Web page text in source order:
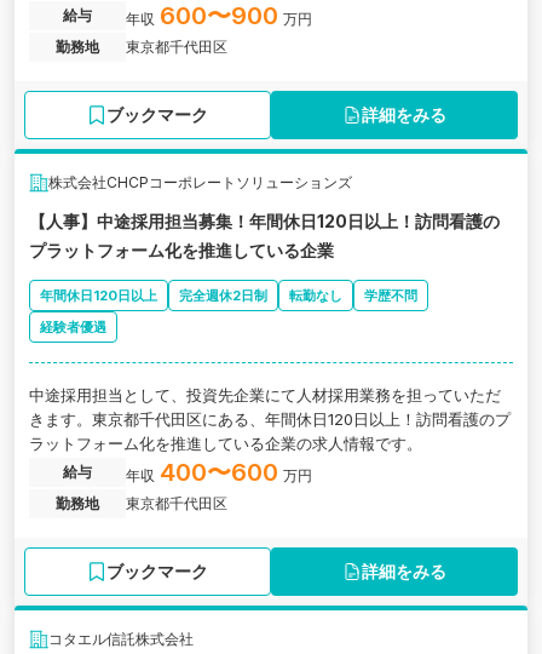
給与 年収 600〜900 万円
勤務地
東京都千代田区
ブックマーク 詳細をみる
株式会社CHCPコーポレートソリューションズ
【人事】中途採用担当募集！年間休日120日以上！訪問看護の
プラットフォーム化を推進している企業
年間休日120日以上 完全週休2日制 転勤なし
学歴不問
経験者優遇
中途採用担当として、投資先企業にて人材採用業務を担っていただ
きます。東京都千代田区にある、年間休日120日以上！訪問看護のプ
ラットフォーム化を推進している企業の求人情報です。
給与 年収 400〜600 万円
勤務地
東京都千代田区
ブックマーク 詳細をみる
コタエル信託株式会社